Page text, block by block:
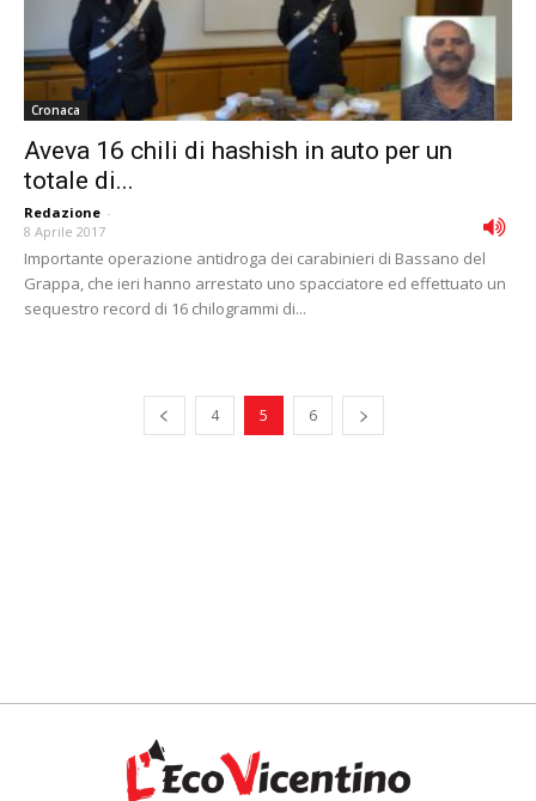
Cronaca
Aveva 16 chili di hashish in auto per un
totale di...
Redazione -
8 Aprile 2017
Importante operazione antidroga dei carabinieri di Bassano del
Grappa, che ieri hanno arrestato uno spacciatore ed effettuato un
sequestro record di 16 chilogrammi di...
4 5 6